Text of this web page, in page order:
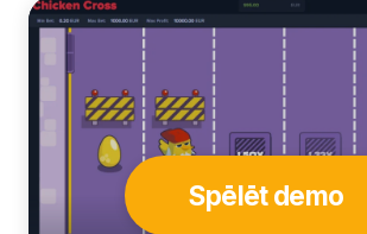
Spēlēt demo